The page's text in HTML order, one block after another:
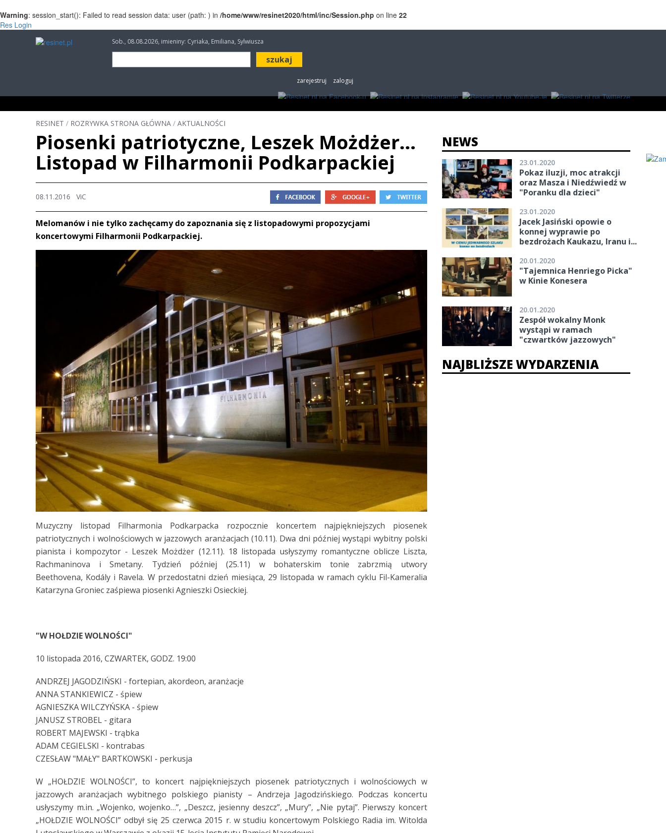
Warning: session_start(): Failed to read session data: user (path: ) in /home/www/resinet2020/html/inc/Session.php on line 22
Res Login
Sob., 08.08.2026, imieniny: Cyriaka, Emiliana, Sylwiusza
zarejestruj zaloguj
INFORMACJE INWESTYCJE IMPREZY
RESINET / ROZRYWKA STRONA GŁÓWNA / AKTUALNOŚCI
Piosenki patriotyczne, Leszek Możdżer...
Listopad w Filharmonii Podkarpackiej
08.11.2016 ViC
Melomanów i nie tylko zachęcamy do zapoznania się z listopadowymi propozycjami
koncertowymi Filharmonii Podkarpackiej.
Muzyczny listopad Filharmonia Podkarpacka rozpocznie koncertem najpiękniejszych piosenek
patriotycznych i wolnościowych w jazzowych aranżacjach (10.11). Dwa dni później wystąpi wybitny polski
pianista i kompozytor - Leszek Możdżer (12.11). 18 listopada usłyszymy romantyczne oblicze Liszta,
Rachmaninova i Smetany. Tydzień później (25.11) w bohaterskim tonie zabrzmią utwory
Beethovena, Kodály i Ravela. W przedostatni dzień miesiąca, 29 listopada w ramach cyklu Fil-Kameralia
Katarzyna Groniec zaśpiewa piosenki Agnieszki Osieckiej.
"W HOŁDZIE WOLNOŚCI"
10 listopada 2016, CZWARTEK, GODZ. 19:00
ANDRZEJ JAGODZIŃSKI - fortepian, akordeon, aranżacje
ANNA STANKIEWICZ - śpiew
AGNIESZKA WILCZYŃSKA - śpiew
JANUSZ STROBEL - gitara
ROBERT MAJEWSKI - trąbka
ADAM CEGIELSKI - kontrabas
CZESŁAW "MAŁY" BARTKOWSKI - perkusja
W „HOŁDZIE WOLNOŚCI”, to koncert najpiękniejszych piosenek patriotycznych i wolnościowych w
jazzowych aranżacjach wybitnego polskiego pianisty – Andrzeja Jagodzińskiego. Podczas koncertu
usłyszymy m.in. „Wojenko, wojenko…”, „Deszcz, jesienny deszcz”, „Mury”, „Nie pytaj”. Pierwszy koncert
„HOŁDZIE WOLNOŚCI” odbył się 25 czerwca 2015 r. w studiu koncertowym Polskiego Radia im. Witolda
NEWS
23.01.2020
Pokaz iluzji, moc atrakcji
oraz Masza i Niedźwiedź w
"Poranku dla dzieci"
23.01.2020
Jacek Jasiński opowie o
konnej wyprawie po
bezdrożach Kaukazu, Iranu i...
20.01.2020
"Tajemnica Henriego Picka"
w Kinie Konesera
20.01.2020
Zespół wokalny Monk
wystąpi w ramach
"czwartków jazzowych"
NAJBLIŻSZE WYDARZENIA